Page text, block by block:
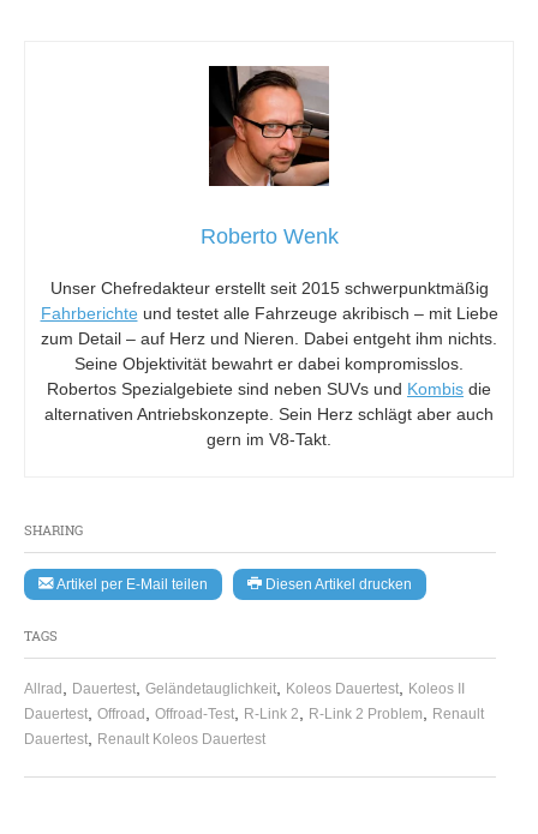
SHARING
Artikel per E-Mail teilen Diesen Artikel drucken
TAGS
Allrad Dauertest Geländetauglichkeit Koleos Dauertest
Koleos II
Dauertest Offroad Offroad-Test R-Link 2 R-Link 2 Problem
Renault
Dauertest
Renault Koleos Dauertest
Roberto Wenk
Unser Chefredakteur erstellt seit 2015 schwerpunktmäßig
Fahrberichte und testet alle Fahrzeuge akribisch – mit Liebe
zum Detail – auf Herz und Nieren. Dabei entgeht ihm nichts.
Seine Objektivität bewahrt er dabei kompromisslos.
Robertos Spezialgebiete sind neben SUVs und Kombis die
alternativen Antriebskonzepte. Sein Herz schlägt aber auch
gern im V8-Takt.